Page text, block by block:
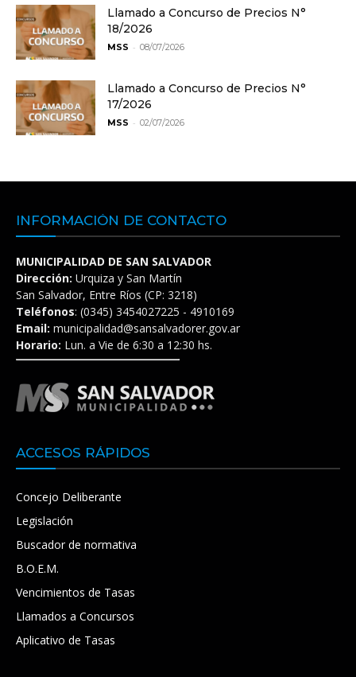
Llamado a Concurso de Precios N°
18/2026
MSS - 08/07/2026
Llamado a Concurso de Precios N°
17/2026
MSS - 02/07/2026
INFORMACIÓN DE CONTACTO
MUNICIPALIDAD DE SAN SALVADOR
Dirección: Urquiza y San Martín
San Salvador, Entre Ríos (CP: 3218)
Teléfonos: (0345) 3454027225 - 4910169
Email: municipalidad@sansalvadorer.gov.ar
Horario: Lun. a Vie de 6:30 a 12:30 hs.
ACCESOS RÁPIDOS
Concejo Deliberante
Legislación
Buscador de normativa
B.O.E.M.
Vencimientos de Tasas
Llamados a Concursos
Aplicativo de Tasas